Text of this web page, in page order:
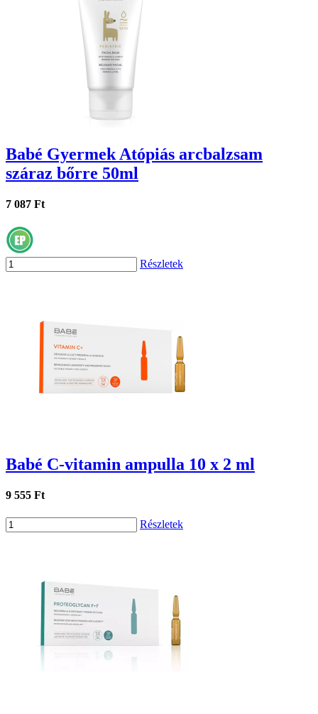
Babé Gyermek Atópiás arcbalzsam
száraz bőrre 50ml
7 087 Ft
Részletek
Babé C-vitamin ampulla 10 x 2 ml
9 555 Ft
Részletek